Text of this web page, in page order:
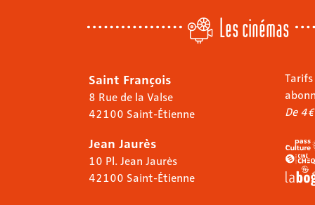
Les cinémas
Saint François
8 Rue de la Valse
42100 Saint-Étienne
Jean Jaurès
10 Pl. Jean Jaurès
42100 Saint-Étienne
De